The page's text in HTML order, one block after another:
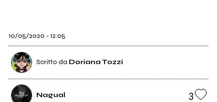
10/05/2020 - 12:05
Scritto da Doriana Tozzi
Nagual 3